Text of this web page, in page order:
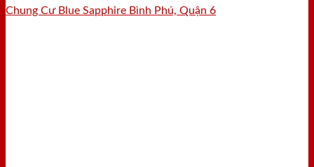
Chung Cư Blue Sapphire Bình Phú, Quận 6